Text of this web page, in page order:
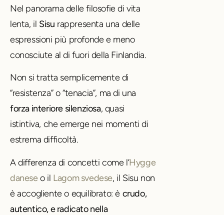
Nel panorama delle filosofie di vita
lenta, il Sisu rappresenta una delle
espressioni più profonde e meno
conosciute al di fuori della Finlandia.
Non si tratta semplicemente di
“resistenza” o “tenacia”, ma di una
forza interiore silenziosa, quasi
istintiva, che emerge nei momenti di
estrema difficoltà.
A differenza di concetti come l’Hygge
daneseo il Lagom svedese, il Sisu non
è accogliente o equilibrato: è crudo,
autentico, e radicato nella